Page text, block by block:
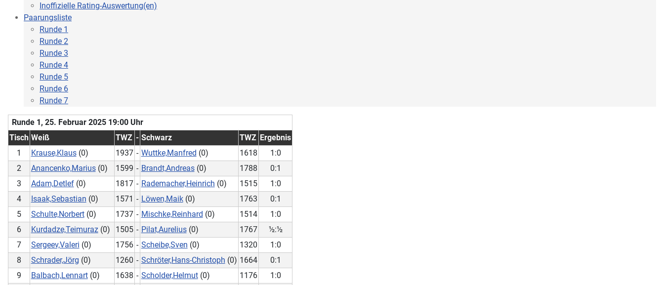
Inoffizielle Rating-Auswertung(en)
Paarungsliste
Runde 1
Runde 2
Runde 3
Runde 4
Runde 5
Runde 6
Runde 7
Runde 1, 25. Februar 2025 19:00 Uhr
Tisch Weiß TWZ - Schwarz TWZ Ergebnis
1
Krause,Klaus(0) 1937 - Wuttke,Manfred (0) 1618
1:0
2
Anancenko,Marius(0) 1599 - Brandt,Andreas(0) 1788
0:1
3
Adam,Detlef(0) 1817 - Rademacher,Heinrich (0) 1515
1:0
4
Isaak,Sebastian (0) 1571 - Löwen,Maik(0) 1763
0:1
5
Schulte,Norbert(0) 1737 - Mischke,Reinhard (0) 1514
1:0
6
Kurdadze,Teimuraz(0) 1505 - Pilat,Aurelius(0) 1767
½:½
7
Sergeev,Valeri (0) 1756 - Scheibe,Sven (0) 1320
1:0
8
Schrader,Jörg (0) 1260 - Schröter,Hans-Christoph (0) 1664
0:1
9
Balbach,Lennart(0) 1638 - Scholder,Helmut(0) 1176
1:0